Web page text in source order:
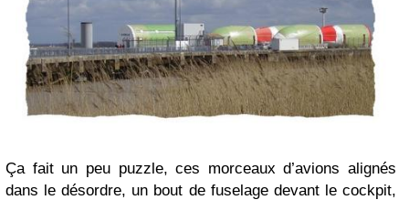
Ça fait un peu puzzle, ces morceaux d’avions alignés
dans le désordre, un bout de fuselage devant le cockpit,